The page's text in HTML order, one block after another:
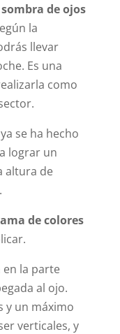
de ojos
la
llevar
Es una
como
se ha hecho
lograr un
altura de
de colores
en la parte
al ojo.
y un máximo
verticales, y